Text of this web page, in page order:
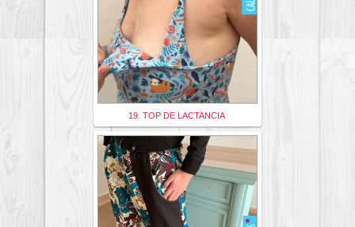
19. TOP DE LACTANCIA